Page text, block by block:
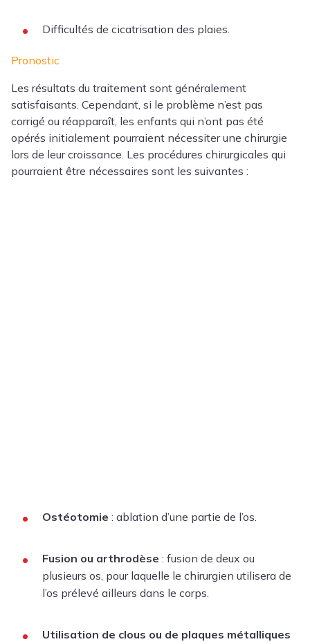
Difficultés de cicatrisation des plaies.
Pronostic
Les résultats du traitement sont généralement
satisfaisants. Cependant, si le problème n’est pas
corrigé ou réapparaît, les enfants qui n’ont pas été
opérés initialement pourraient nécessiter une chirurgie
lors de leur croissance. Les procédures chirurgicales qui
pourraient être nécessaires sont les suivantes :
Ostéotomie : ablation d’une partie de l’os.
Fusion ou arthrodèse : fusion de deux ou
plusieurs os, pour laquelle le chirurgien utilisera de
l’os prélevé ailleurs dans le corps.
Utilisation de clous ou de plaques métalliques